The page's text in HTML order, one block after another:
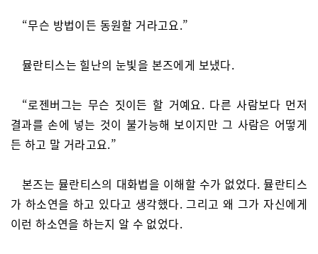
“무슨 방법이든 동원할 거라고요.”
뮬란티스는 힐난의 눈빛을 본즈에게 보냈다.
“로젠버그는 무슨 짓이든 할 거예요. 다른 사람보다 먼저
결과를 손에 넣는 것이 불가능해 보이지만 그 사람은 어떻게
든 하고 말 거라고요.”
본즈는 뮬란티스의 대화법을 이해할 수가 없었다. 뮬란티스
가 하소연을 하고 있다고 생각했다. 그리고 왜 그가 자신에게
이런 하소연을 하는지 알 수 없었다.